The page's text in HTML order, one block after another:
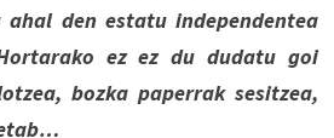
den estatu independentea
ez ez du dudatu goi
bozka paperrak sesitzea,